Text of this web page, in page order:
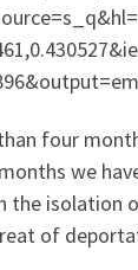
four
we
the isolation
of